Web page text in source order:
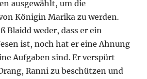
ausgewählt, um die
Königin Marika zu werden.
Blaidd weder, dass er ein
ist, noch hat er eine Ahnung
Aufgaben sind. Er verspürt
Ranni zu beschützen und